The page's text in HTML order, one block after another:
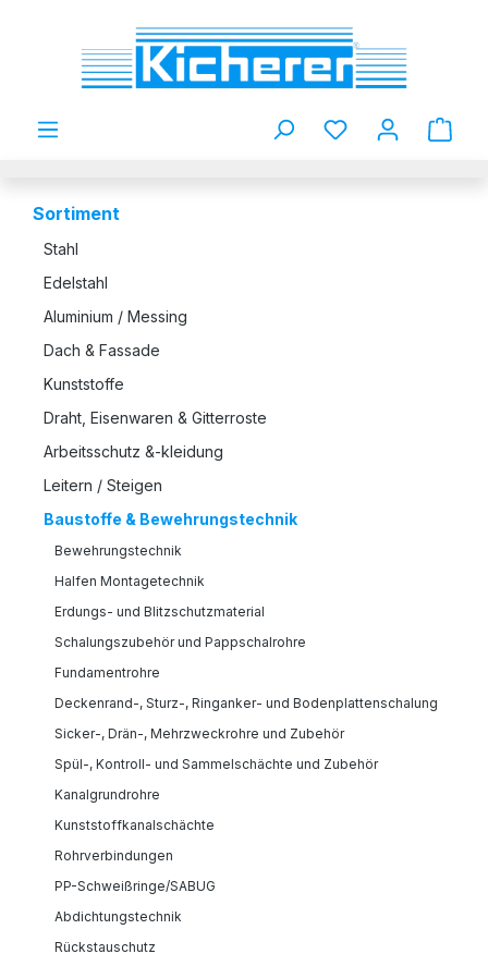
Zum Hauptinhalt springen
Du hast 0
Sortiment
Stahl
Edelstahl
Aluminium / Messing
Dach & Fassade
Kunststoffe
Draht, Eisenwaren & Gitterroste
Arbeitsschutz &-kleidung
Leitern / Steigen
Baustoffe & Bewehrungstechnik
Bewehrungstechnik
Halfen Montagetechnik
Erdungs- und Blitzschutzmaterial
Schalungszubehör und Pappschalrohre
Fundamentrohre
Deckenrand-, Sturz-, Ringanker- und Bodenplattenschalung
Sicker-, Drän-, Mehrzweckrohre und Zubehör
Spül-, Kontroll- und Sammelschächte und Zubehör
Kanalgrundrohre
Kunststoffkanalschächte
Rohrverbindungen
PP-Schweißringe/SABUG
Abdichtungstechnik
Rückstauschutz